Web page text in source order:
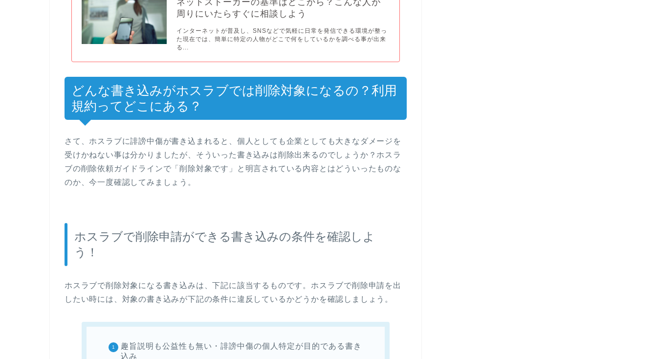
ネットストーカーの基準はどこから？こんな人が
周りにいたらすぐに相談しよう
インターネットが普及し、SNSなどで気軽に日常を発信できる環境が整っ
た現在では、簡単に特定の人物がどこで何をしているかを調べる事が出来
る...
どんな書き込みがホスラブでは削除対象になるの？利用
規約ってどこにある？
さて、ホスラブに誹謗中傷が書き込まれると、個人としても企業としても大きなダメージを
受けかねない事は分かりましたが、そういった書き込みは削除出来るのでしょうか？ホスラ
ブの削除依頼ガイドラインで「削除対象です」と明言されている内容とはどういったものな
のか、今一度確認してみましょう。
ホスラブで削除申請ができる書き込みの条件を確認しよ
う！
ホスラブで削除対象になる書き込みは、下記に該当するものです。ホスラブで削除申請を出
したい時には、対象の書き込みが下記の条件に違反しているかどうかを確認しましょう。
趣旨説明も公益性も無い・誹謗中傷の個人特定が目的である書き
込み